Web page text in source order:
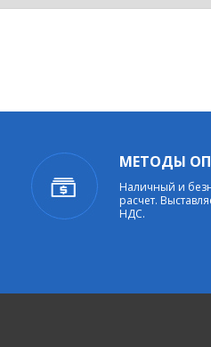
МЕТОДЫ
Наличный и
расчет.
НДС.